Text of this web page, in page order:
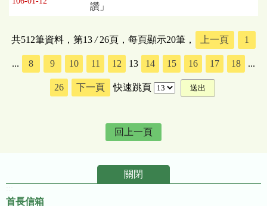
讚」
共512筆資料，第13/26頁，每頁顯示20筆， 上一頁 1
... 8 9 10 11 12 13 14 15 16 17 18 ...
26 下一頁 快速跳頁
回上一頁
關閉
首長信箱